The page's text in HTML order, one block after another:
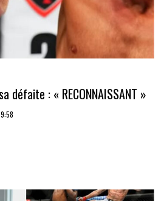
défaite : « RECONNAISSANT »